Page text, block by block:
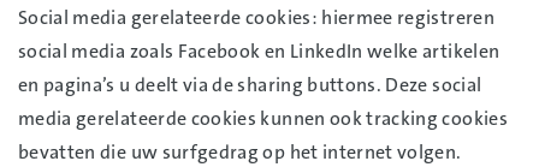
Social media gerelateerde cookies: hiermee registreren
social media zoals Facebook en LinkedIn welke artikelen
en pagina’s u deelt via de sharing buttons. Deze social
media gerelateerde cookies kunnen ook tracking cookies
bevatten die uw surfgedrag op het internet volgen.